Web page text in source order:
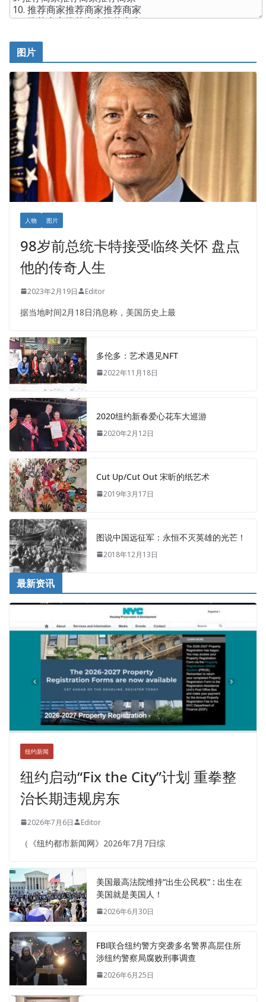
图片
人物 图片
98岁前总统卡特接受临终关怀 盘点
他的传奇人生
2023年2月19日 Editor
据当地时间2月18日消息称，美国历史上最
多伦多：艺术遇见NFT
2022年11月18日
2020纽约新春爱心花车大巡游
2020年2月12日
Cut Up/Cut Out 宋昕的纸艺术
2019年3月17日
图说中国远征军：永恒不灭英雄的光芒！
2018年12月13日
最新资讯
纽约新闻
纽约启动“Fix the City”计划 重拳整
治长期违规房东
2026年7月6日 Editor
（《纽约都市新闻网》2026年7月7日综
美国最高法院维持“出生公民权” : 出生在
美国就是美国人！
2026年6月30日
FBI联合纽约警方突袭多名警界高层住所
涉纽约警察局腐败刑事调查
2026年6月25日